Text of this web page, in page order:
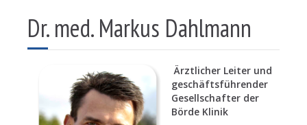
Dr. med. Markus Dahlmann
Ärztlicher Leiter und
geschäftsführender
Gesellschafter der
Börde Klinik